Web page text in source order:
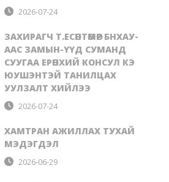
2026-07-24
ЗАХИРАГЧ Т.ЕСӨНТӨМӨР БНХАУ-
ААС ЗАМЫН-ҮҮД СУМАНД
СУУГАА ЕРӨНХИЙ КОНСУЛ КЭ
ЮУШЭНТЭЙ ТАНИЛЦАХ
УУЛЗАЛТ ХИЙЛЭЭ
2026-07-24
ХАМТРАН АЖИЛЛАХ ТУХАЙ
МЭДЭГДЭЛ
2026-06-29